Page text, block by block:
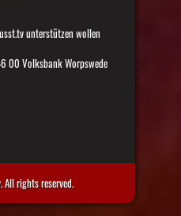
unterstützen wollen
00 Volksbank Worpswede
rights reserved.